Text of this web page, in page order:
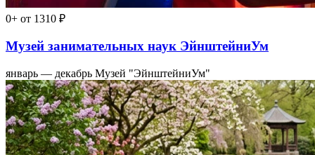
0+ от 1310 ₽
Музей занимательных наук ЭйнштейниУм
январь — декабрь Музей "ЭйнштейниУм"